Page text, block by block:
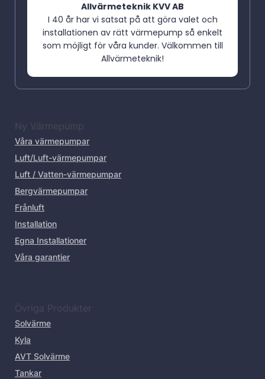
Allvärmeteknik KVV AB
I 40 år har vi satsat på att göra valet och
installationen av rätt värmepump så enkelt
som möjligt för våra kunder. Välkommen till
Allvärmeteknik!
Ny Värmepump
Våra värmepumpar
Luft/Luft-värmepumpar
Luft / Vatten-värmepumpar
Bergvärmepumpar
Frånluft
Installation
Egna Installationer
Våra garantier
Övriga Produkter
Solvärme
Kyla
AVT Solvärme
Tankar